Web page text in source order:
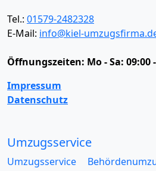
Tel.: 01579-2482328
E-Mail: info@kiel-
Öffnungszeiten: Mo - Sa: 09:00
Impressum
Datenschutz
Umzugsservice
Umzugsservice